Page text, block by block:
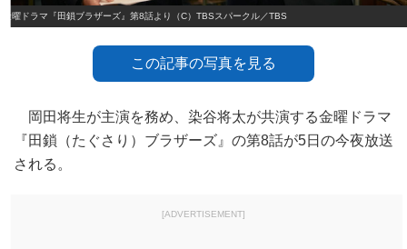
金曜ドラマ『田鎖ブラザーズ』第8話より（C）TBSスパークル／TBS
この記事の写真を見る
岡田将生が主演を務め、染谷将太が共演する金曜ドラマ
『田鎖（たぐさり）ブラザーズ』の第8話が5日の今夜放送
される。
[ADVERTISEMENT]